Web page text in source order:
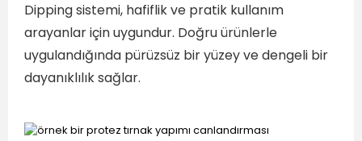
Dipping sistemi, hafiflik ve pratik kullanım
arayanlar için uygundur. Doğru ürünlerle
uygulandığında pürüzsüz bir yüzey ve dengeli bir
dayanıklılık sağlar.